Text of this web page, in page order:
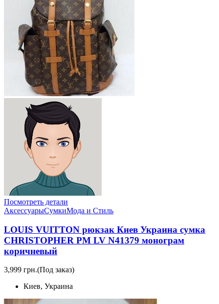
Посмотреть детали
АксессуарыСумкиМода и Стиль
LOUIS VUITTON рюкзак Киев Украина сумка
CHRISTOPHER PM LV N41379 монограм
коричневый
3,999 грн.(Под заказ)
Киев, Украина